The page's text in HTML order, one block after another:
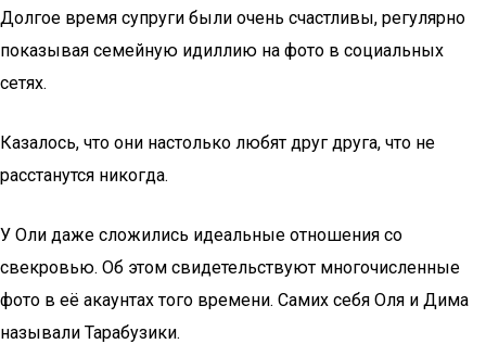
Долгое время супруги были очень счастливы, регулярно
показывая семейную идиллию на фото в социальных
сетях.
Казалось, что они настолько любят друг друга, что не
расстанутся никогда.
У Оли даже сложились идеальные отношения со
свекровью. Об этом свидетельствуют многочисленные
фото в её акаунтах того времени. Самих себя Оля и Дима
называли Тарабузики.